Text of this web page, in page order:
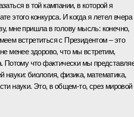
в той кампании, в которой я
этого конкурса. И когда я летел вчера
мне пришла в голову мысль: конечно,
встретиться с Президентом – это
менее здорово, что мы встретим,
Потому что фактически мы
науки: биология, физика, математика,
науки. Это, в общем‑то, срез мировой